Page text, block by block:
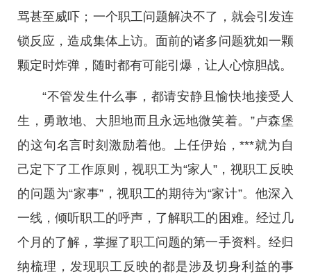
骂甚至威吓；一个职工问题解决不了，就会引发连
锁反应，造成集体上访。面前的诸多问题犹如一颗
颗定时炸弹，随时都有可能引爆，让人心惊胆战。
“不管发生什么事，都请安静且愉快地接受人
生，勇敢地、大胆地而且永远地微笑着。”卢森堡
的这句名言时刻激励着他。上任伊始，***就为自
己定下了工作原则，视职工为“家人”，视职工反映
的问题为“家事”，视职工的期待为“家计”。他深入
一线，倾听职工的呼声，了解职工的困难。经过几
个月的了解，掌握了职工问题的第一手资料。经归
纳梳理，发现职工反映的都是涉及切身利益的事